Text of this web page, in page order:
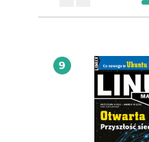
9